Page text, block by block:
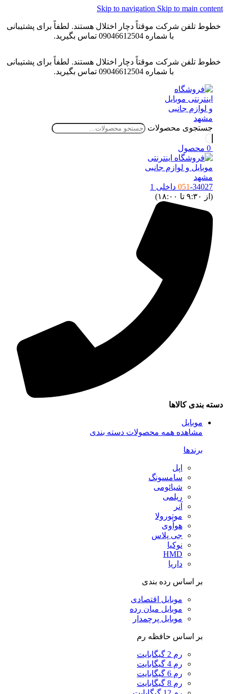
Skip to navigationSkip to main
خطوط تلفن شرکت موقتاً دچار اختلال هستند. لطفاً برای پشتیبانی
با شماره 09046612504 تماس بگیرید.
خطوط تلفن شرکت موقتاً دچار اختلال هستند. لطفاً برای پشتیبانی
با شماره 09046612504 تماس بگیرید.
جستجوی محصولات
محصول
051-34027 داخلی 1
(از ۹:۳۰ تا ۱۸:۰۰)
بندی کالاها
موبایل
مشاهده همه محصولات دسته بندی
برندها
اپل
سامسونگ
شیائومی
ریلمی
آنر
موتورولا
هوآوی
جی پلاس
نوکیا
HMD
داریا
بر اساس رده بندی
موبایل اقتصادی
موبایل میان رده
موبایل پرچمدار
بر اساس حافظه رم
رم 2 گیگابایت
رم 4 گیگابایت
رم 6 گیگابایت
رم 8 گیگابایت